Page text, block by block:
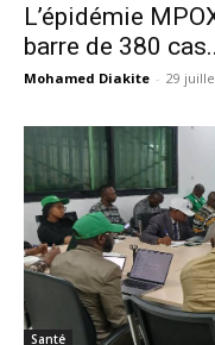
L’épidémie
barre de 380
Mohamed Diakite - 29
Santé